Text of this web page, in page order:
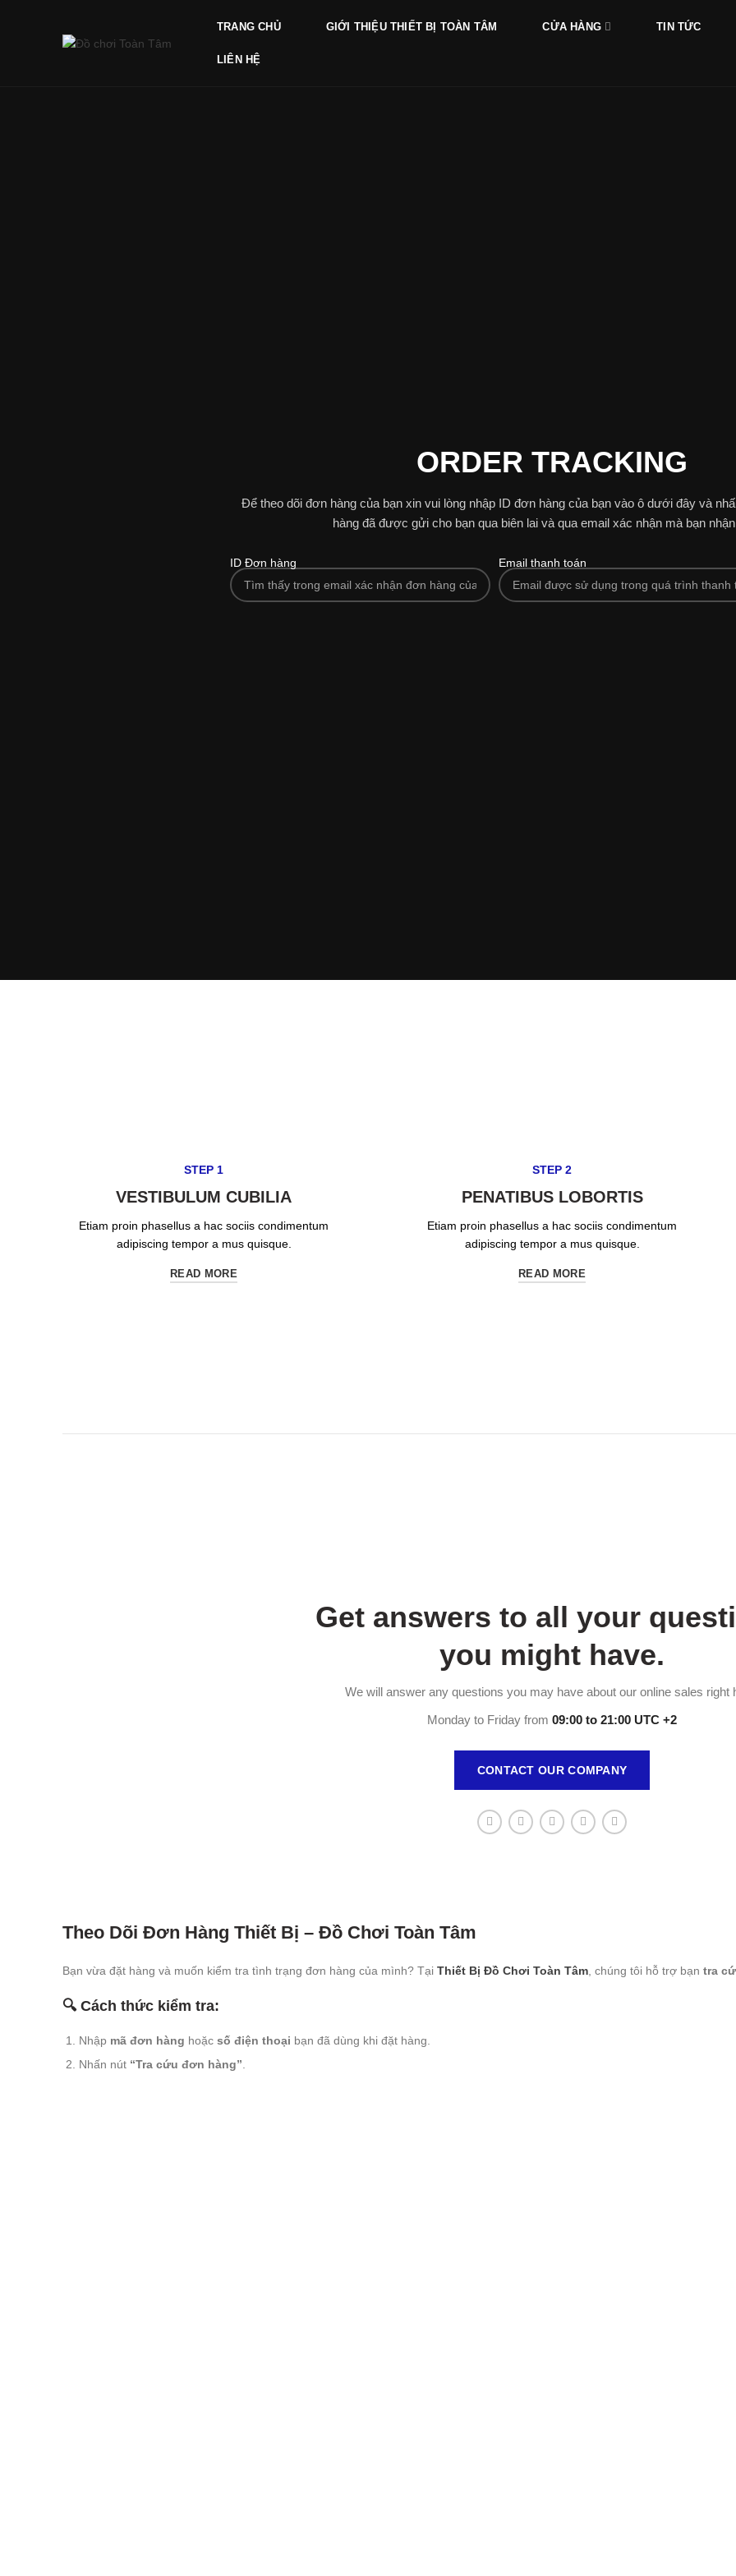
TRANG CHỦ GIỚI THIỆU THIẾT BỊ TOÀN TÂM CỬA HÀNG TIN TỨC
LIÊN HỆ
ORDER TRACKING
Để theo dõi đơn hàng của bạn xin vui lòng nhập ID đơn hàng của bạn vào ô dưới đây và
hàng đã được gửi cho bạn qua biên lai và qua email xác nhận mà bạn
ID Đơn hàng Email thanh toán
STEP 1
VESTIBULUM CUBILIA
Etiam proin phasellus a hac sociis condimentum
adipiscing tempor a mus quisque.
READ MORE
STEP 2
PENATIBUS LOBORTIS
Etiam proin phasellus a hac sociis condimentum
adipiscing tempor a mus quisque.
READ MORE
Get answers to all your
you might have.
We will answer any questions you may have about our online sales right
Monday to Friday from 09:00 to 21:00 UTC +2
CONTACT OUR COMPANY
Theo Dõi Đơn Hàng Thiết Bị – Đồ Chơi Toàn Tâm
Bạn vừa đặt hàng và muốn kiểm tra tình trạng đơn hàng của mình? Tại Thiết Bị Đồ Chơi Toàn Tâm , chúng tôi hỗ trợ bạn tra
🔍 Cách thức kiểm tra:
Nhập mã đơn hàng hoặc số điện thoại bạn đã dùng khi đặt hàng.
Nhấn nút “Tra cứu đơn hàng”